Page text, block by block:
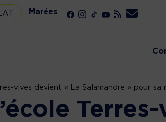
Marées
vives devient « La Salamandre » pour sa